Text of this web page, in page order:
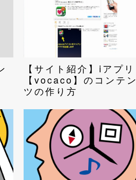
【サイト紹介】iアプリ
【vocaco】のコンテン
ツの作り方